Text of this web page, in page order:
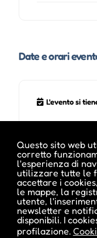
Questo sito web
corretto
l'esperienza di
utilizzare tutte le
accettare i
le mappe, la
utente,
newsletter e
disponibili. I
profilazione.
Date e orari
L'evento si
09.00-
Pubblicato da :